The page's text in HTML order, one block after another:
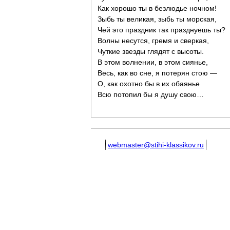
Как хорошо ты в безлюдье ночном!
Зыбь ты великая, зыбь ты морская,
Чей это праздник так празднуешь ты?
Волны несутся, гремя и сверкая,
Чуткие звезды глядят с высоты.
В этом волнении, в этом сиянье,
Весь, как во сне, я потерян стою —
О, как охотно бы в их обаянье
Всю потопил бы я душу свою…
webmaster@stihi-klassikov.ru